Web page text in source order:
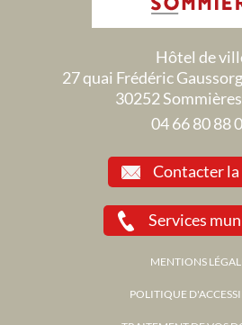
Hôtel de
27 quai Frédéric
30252
04 66 80 88
Contacter
Services
MENTIONS
POLITIQUE